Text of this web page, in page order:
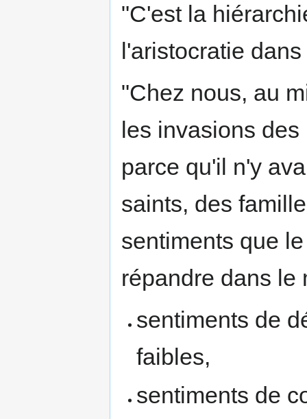
"C'est la
l'aristocratie
"Chez nous, au
les invasions
parce qu'il n'y
saints, des
sentiments que
répandre dans le
sentiments de
faibles,
sentiments de